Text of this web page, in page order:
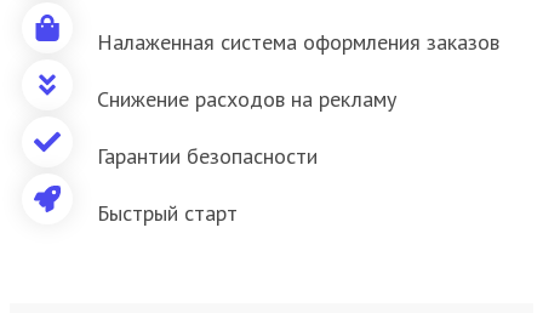
Налаженная система оформления заказов
Снижение расходов на рекламу
Гарантии безопасности
Быстрый старт